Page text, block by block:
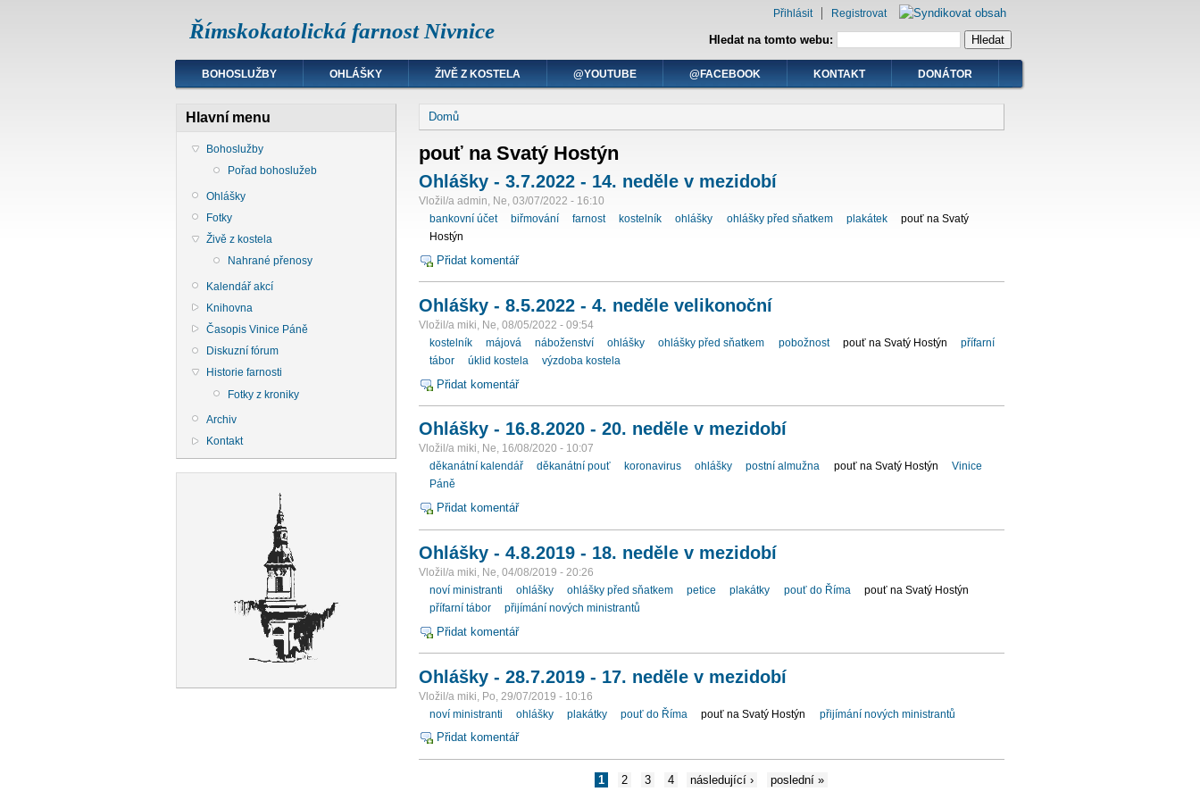
Římskokatolická farnost Nivnice Hledat na tomto webu:
Přihlásit Registrovat
BOHOSLUŽBY OHLÁŠKY ŽIVĚ Z KOSTELA @YOUTUBE @FACEBOOK KONTAKT DONÁTOR
Hlavní menu
Bohoslužby
Pořad bohoslužeb
Ohlášky
Fotky
Živě z kostela
Nahrané přenosy
Kalendář akcí
Knihovna
Časopis Vinice Páně
Diskuzní fórum
Historie farnosti
Fotky z kroniky
Archiv
Kontakt
Domů
pouť na Svatý Hostýn
Ohlášky - 3.7.2022 - 14. neděle v mezidobí
Vložil/a admin, Ne, 03/07/2022 - 16:10
bankovní účet
biřmování farnost kostelník ohlášky ohlášky před sňatkem plakátek
pouť na Svatý
Hostýn
Přidat komentář
Ohlášky - 8.5.2022 - 4. neděle velikonoční
Vložil/a miki, Ne, 08/05/2022 - 09:54
kostelník
májová náboženství ohlášky ohlášky před sňatkem pobožnost pouť na Svatý Hostýn
přífarní
tábor
úklid kostela výzdoba kostela
Přidat komentář
Ohlášky - 16.8.2020 - 20. neděle v mezidobí
Vložil/a miki, Ne, 16/08/2020 - 10:07
děkanátní kalendář
děkanátní pouť koronavirus ohlášky postní almužna pouť na Svatý Hostýn
Vinice
Páně
Přidat komentář
Ohlášky - 4.8.2019 - 18. neděle v mezidobí
Vložil/a miki, Ne, 04/08/2019 - 20:26
noví ministranti
ohlášky ohlášky před sňatkem petice plakátky pouť do Říma
pouť na Svatý Hostýn
přífarní tábor
přijímání nových ministrantů
Přidat komentář
Ohlášky - 28.7.2019 - 17. neděle v mezidobí
Vložil/a miki, Po, 29/07/2019 - 10:16
noví ministranti
ohlášky plakátky pouť do Říma pouť na Svatý Hostýn přijímání nových ministrantů
Přidat komentář
1 2 3 4 následující › poslední »